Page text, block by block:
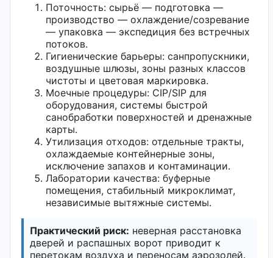
Поточность: сырьё — подготовка —
производство — охлаждение/созревание
— упаковка — экспедиция без встречных
потоков.
Гигиенические барьеры: санпропускники,
воздушные шлюзы, зоны разных классов
чистоты и цветовая маркировка.
Моечные процедуры: CIP/SIP для
оборудования, системы быстрой
санобработки поверхностей и дренажные
карты.
Утилизация отходов: отдельные тракты,
охлаждаемые контейнерные зоны,
исключение запахов и контаминации.
Лаборатории качества: буферные
помещения, стабильный микроклимат,
независимые вытяжные системы.
Практический риск: неверная расстановка
дверей и распашных ворот приводит к
перетокам воздуха и переносам аэрозолей.